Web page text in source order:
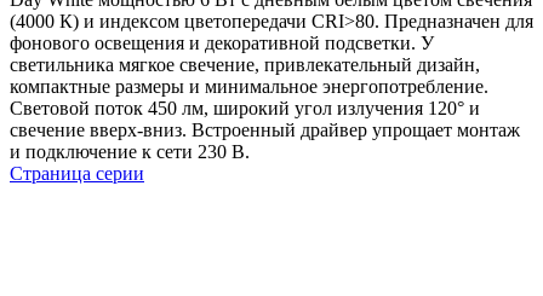
(4000 К) и индексом цветопередачи CRI>80. Предназначен для
фонового освещения и декоративной подсветки. У
светильника мягкое свечение, привлекательный дизайн,
компактные размеры и минимальное энергопотребление.
Световой поток 450 лм, широкий угол излучения 120° и
свечение вверх-вниз. Встроенный драйвер упрощает монтаж
и подключение к сети 230 В.
Страница серии